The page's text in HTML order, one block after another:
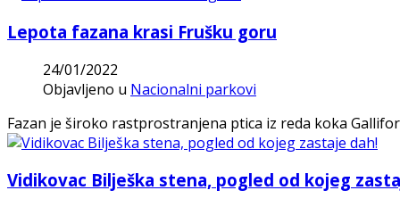
Lepota fazana krasi Frušku goru
24/01/2022
Objavljeno u Nacionalni parkovi
Fazan je široko rastprostranjena ptica iz reda koka
Vidikovac Bilješka stena, pogled od kojeg